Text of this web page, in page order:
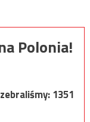
Polonia!
1351